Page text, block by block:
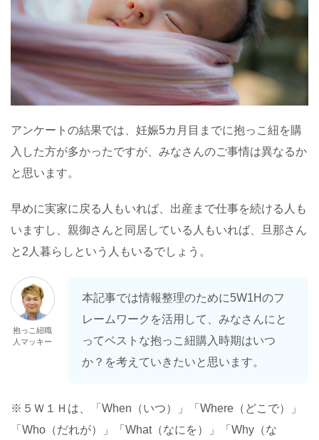
アンケートの結果では、妊娠5カ月目までに抱っこ紐を購
入した方が多かったですが、みなさんのご事情は異なるか
と思います。
早めに実家に戻る人もいれば、出産まで仕事を続ける人も
いますし、親御さんと同居している人もいれば、旦那さん
と2人暮らしという人もいるでしょう。
抱っこ紐職
人マッキー
本記事では情報整理のために5W1Hのフ
レームワークを活用して、みなさんにと
ってベストな抱っこ紐購入時期はいつ
か？を考えていきたいと思います。
※５Ｗ１Ｈは、「When（いつ）」「Where（どこで）」
「Who（だれが）」「What（なにを）」「Why（な